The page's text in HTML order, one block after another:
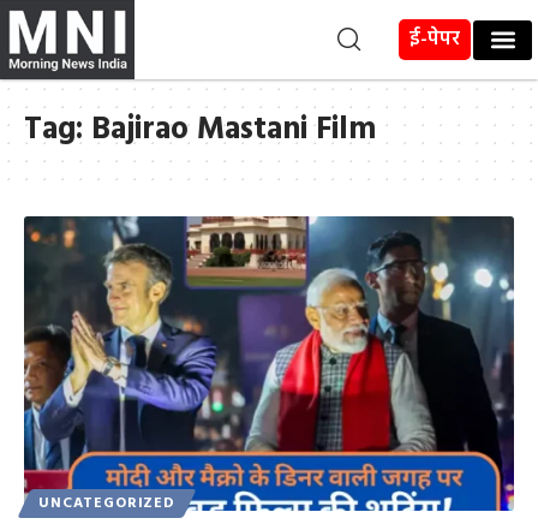
ई-पेपर
Tag: Bajirao Mastani Film
UNCATEGORIZED